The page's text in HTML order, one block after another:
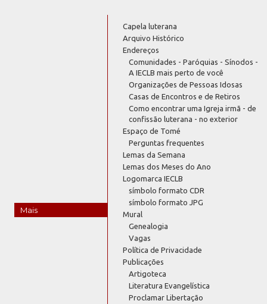
Mais
Capela luterana
Arquivo Histórico
Endereços
Comunidades - Paróquias - Sínodos -
A IECLB mais perto de você
Organizações de Pessoas Idosas
Casas de Encontros e de Retiros
Como encontrar uma Igreja irmã - de
confissão luterana - no exterior
Espaço de Tomé
Perguntas frequentes
Lemas da Semana
Lemas dos Meses do Ano
Logomarca IECLB
símbolo formato CDR
símbolo formato JPG
Mural
Genealogia
Vagas
Política de Privacidade
Publicações
Artigoteca
Literatura Evangelística
Proclamar Libertação